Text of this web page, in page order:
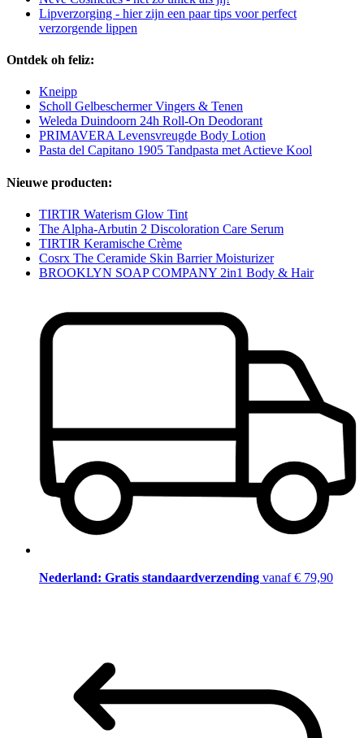
Lipverzorging - hier zijn een paar tips voor perfect
verzorgende lippen
Ontdek oh feliz:
Kneipp
Scholl Gelbeschermer Vingers & Tenen
Weleda Duindoorn 24h Roll-On Deodorant
PRIMAVERA Levensvreugde Body Lotion
Pasta del Capitano 1905 Tandpasta met Actieve Kool
Nieuwe producten:
TIRTIR Waterism Glow Tint
The Alpha-Arbutin 2 Discoloration Care Serum
TIRTIR Keramische Crème
Cosrx The Ceramide Skin Barrier Moisturizer
BROOKLYN SOAP COMPANY 2in1 Body & Hair
Nederland: Gratis standaardverzending vanaf € 79,90